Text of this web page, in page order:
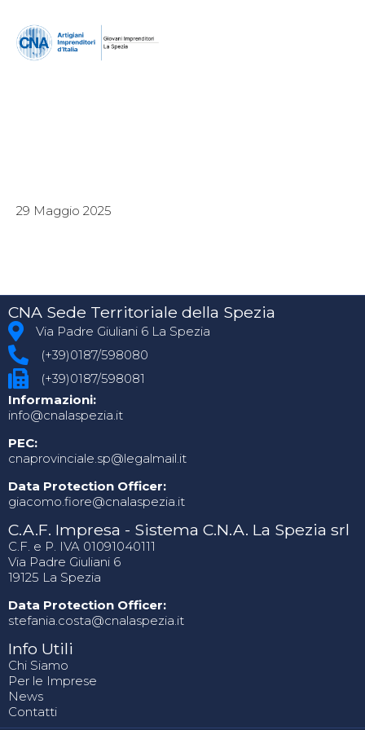
29 Maggio 2025
CNA Sede Territoriale della Spezia
Via Padre Giuliani 6 La Spezia
(+39)0187/598080
(+39)0187/598081
Informazioni:
info@cnalaspezia.it
PEC:
cnaprovinciale.sp@legalmail.it
Data Protection Officer:
giacomo.fiore@cnalaspezia.it
C.A.F. Impresa - Sistema C.N.A. La Spezia srl
C.F. e P. IVA 01091040111
Via Padre Giuliani 6
19125 La Spezia
Data Protection Officer:
stefania.costa@cnalaspezia.it
Info Utili
Chi Siamo
Per le Imprese
News
Contatti